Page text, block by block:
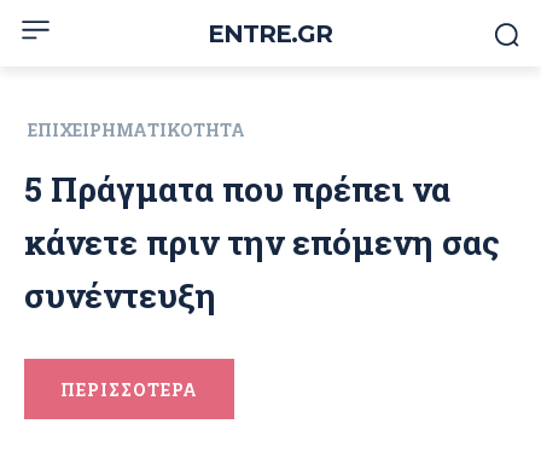
ENTRE.GR
ΕΠΙΧΕΙΡΗΜΑΤΙΚΌΤΗΤΑ
5 Πράγματα που πρέπει να
κάνετε πριν την επόμενη σας
συνέντευξη
ΠΕΡΙΣΣΟΤΕΡΑ